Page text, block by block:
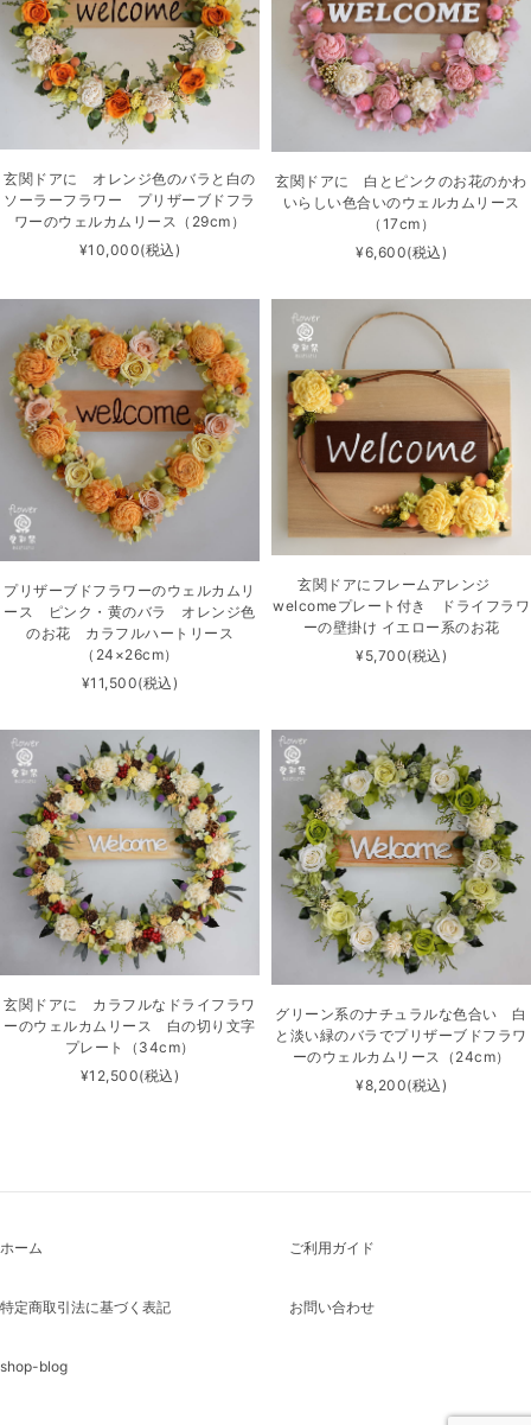
玄関ドアに オレンジ色のバラと白の
ソーラーフラワー プリザーブドフラ
ワーのウェルカムリース（29cm）
¥10,000(税込)
玄関ドアに 白とピンクのお花のかわ
いらしい色合いのウェルカムリース
（17cm）
¥6,600(税込)
プリザーブドフラワーのウェルカムリ
ース ピンク・黄のバラ オレンジ色
のお花 カラフルハートリース
（24×26cm）
¥11,500(税込)
玄関ドアにフレームアレンジ
welcomeプレート付き ドライフラワ
ーの壁掛け イエロー系のお花
¥5,700(税込)
玄関ドアに カラフルなドライフラワ
ーのウェルカムリース 白の切り文字
プレート（34cm）
¥12,500(税込)
グリーン系のナチュラルな色合い 白
と淡い緑のバラでプリザーブドフラワ
ーのウェルカムリース（24cm）
¥8,200(税込)
ホーム ご利用ガイド
特定商取引法に基づく表記 お問い合わせ
shop-blog